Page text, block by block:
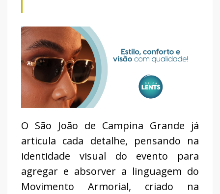
O São João de Campina Grande já
articula cada detalhe, pensando na
identidade visual do evento para
agregar e absorver a linguagem do
Movimento Armorial, criado na